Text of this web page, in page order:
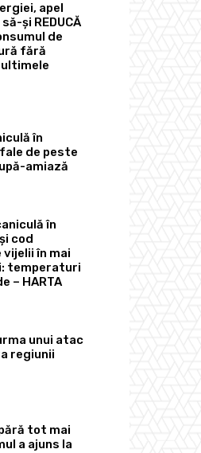
apel
și REDUCĂ
de
fără
în
de peste
amiază
în
cod
în mai
temperaturi
– HARTA
unui atac
regiunii
tot mai
a ajuns la